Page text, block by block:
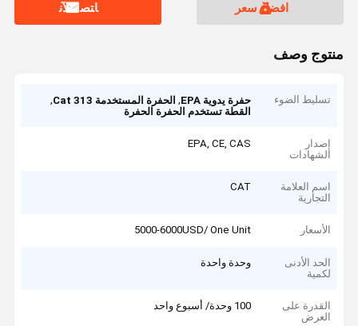
افضل سعر ﺎﺘﺼﻟ ﺍﻶﻧ
منتوج وصف
تسليط الضوء حفرة يدوية EPA , الحفرة المستخدمة Cat 313
,
القطة تستخدم الحفرة الحفرة
إصدار
الشهادات
EPA, CE, CAS
اسم العلامة
التجارية
CAT
الأسعار 5000-6000USD/ One Unit
الحد الأدنى
لكمية
وحدة واحدة
القدرة على
العرض
100 وحدة/ أسبوع واحد